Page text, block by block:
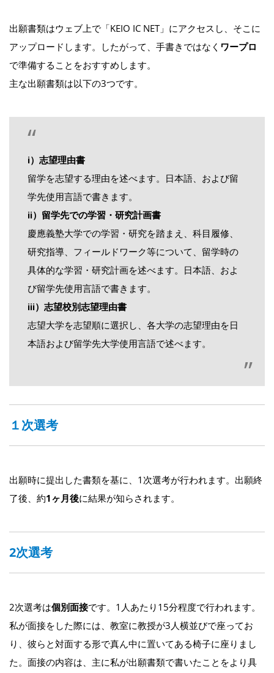
出願書類はウェブ上で「KEIO IC NET」にアクセスし、そこに
アップロードします。したがって、手書きではなく ワープロ
で準備することをおすすめします。
主な出願書類は以下の3つです。
ⅰ）志望理由書
留学を志望する理由を述べます。日本語、および留
学先使用言語で書きます。
ⅱ）留学先での学習・研究計画書
慶應義塾大学での学習・研究を踏まえ、科目履修、
研究指導、フィールドワーク等について、留学時の
具体的な学習・研究計画を述べます。日本語、およ
び留学先使用言語で書きます。
ⅲ）志望校別志望理由書
志望大学を志望順に選択し、各大学の志望理由を日
本語および留学先大学使用言語で述べます。
１次選考
出願時に提出した書類を基に、1次選考が行われます。出願終
了後、約1ヶ月後に結果が知らされます。
2次選考
2次選考は個別面接です。1人あたり15分程度で行われます。
私が面接をした際には、教室に教授が3人横並びで座ってお
り、彼らと対面する形で真ん中に置いてある椅子に座りまし
た。面接の内容は、主に私が出願書類で書いたことをより具